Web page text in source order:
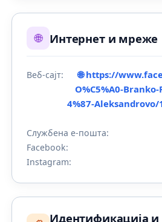
🌐 Интернет и мреже
Веб-сајт:
🌐 https://
O%C5%A0-Branko-
4%87-
Службена е-пошта:
Facebook:
Instagram:
Идентификација и